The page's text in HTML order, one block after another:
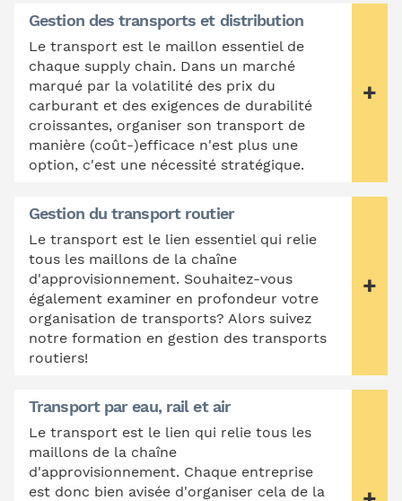
Gestion des transports et distribution
Le transport est le maillon essentiel de
chaque supply chain. Dans un marché
marqué par la volatilité des prix du
carburant et des exigences de durabilité
croissantes, organiser son transport de
manière (coût-)efficace n'est plus une
option, c'est une nécessité stratégique.
Gestion du transport routier
Le transport est le lien essentiel qui relie
tous les maillons de la chaîne
d'approvisionnement. Souhaitez-vous
également examiner en profondeur votre
organisation de transports? Alors suivez
notre formation en gestion des transports
routiers!
Transport par eau, rail et air
Le transport est le lien qui relie tous les
maillons de la chaîne
d'approvisionnement. Chaque entreprise
est donc bien avisée d'organiser cela de la